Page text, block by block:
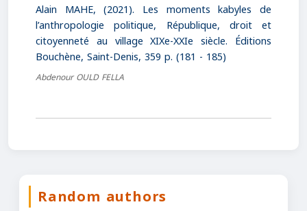
Alain MAHE, (2021). Les moments kabyles de
l’anthropologie politique, République, droit et
citoyenneté au village XIXe-XXIe siècle. Éditions
Bouchène, Saint-Denis, 359 p. (181 - 185)
Abdenour OULD FELLA
Random authors